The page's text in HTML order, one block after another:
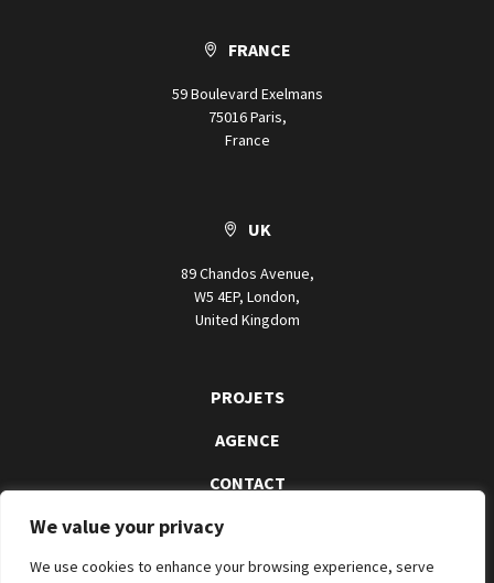
We value your privacy
We use cookies to enhance your browsing experience, serve
FRANCE
59 Boulevard Exelmans
75016 Paris,
France
UK
89 Chandos Avenue,
W5 4EP, London,
United Kingdom
PROJETS
AGENCE
CONTACT